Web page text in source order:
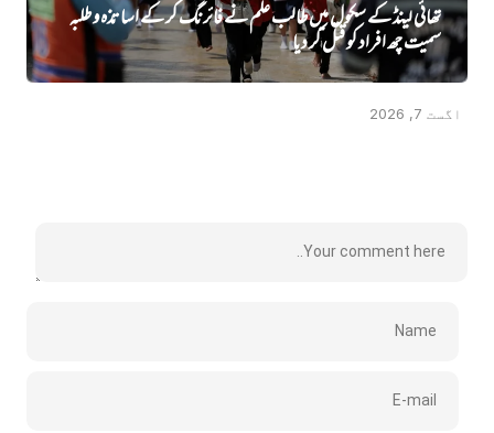
تھائی لینڈ کے سکول میں طالب علم نے فائرنگ کر کے اساتذہ و طلبہ
سمیت چھ افراد کو قتل کر دیا
اگست 7, 2026